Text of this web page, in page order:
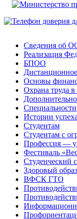
Сведения об
Реализация
БПОО
Основы
Охрана труда
Специальности
Истории
Студентам
Студентам с
Профессия —
Фестиваль
Здоровый
ВФСК ГТО